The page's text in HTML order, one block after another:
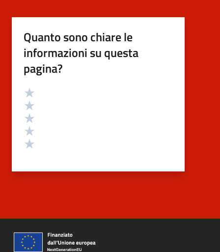
Quanto sono chiare le
informazioni su questa
pagina?
Valutazione